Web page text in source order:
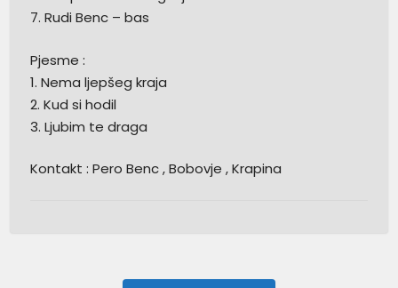
7. Rudi Benc – bas
Pjesme :
1. Nema ljepšeg kraja
2. Kud si hodil
3. Ljubim te draga
Kontakt : Pero Benc , Bobovje , Krapina